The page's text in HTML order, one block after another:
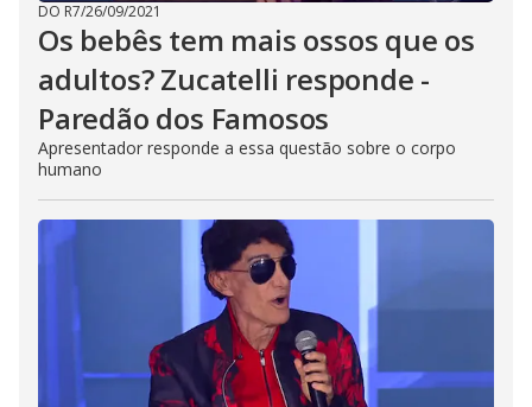
DO R7/26/09/2021
Os bebês tem mais ossos que os
adultos? Zucatelli responde -
Paredão dos Famosos
Apresentador responde a essa questão sobre o corpo
humano